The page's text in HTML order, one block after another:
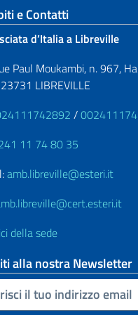
footer
e Contatti
d’Italia a Libreville
Paul Moukambi, n. 967,
LIBREVILLE
/
11 74 80 35
amb.libreville@esteri.it
della sede
alla nostra Newsletter